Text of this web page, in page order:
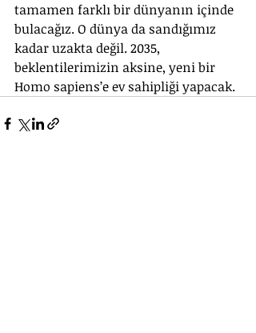
tamamen farklı bir dünyanın içinde
bulacağız. O dünya da sandığımız
kadar uzakta değil. 2035,
beklentilerimizin aksine, yeni bir
Homo sapiens’e ev sahipliği yapacak.